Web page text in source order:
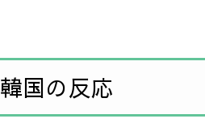
韓国の反応